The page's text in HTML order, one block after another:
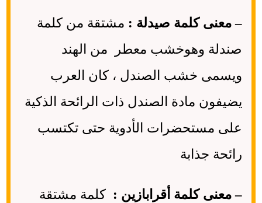
– معنى كلمة صيدلة : مشتقة من كلمة
صندلة وهوخشب معطر من الهند
ويسمى خشب الصندل ، كان العرب
يضيفون مادة الصندل ذات الرائحة الذكية
على مستحضرات الأدوية حتى تكتسب
رائحة جذابة
– معنى كلمة أقرابازين : كلمة مشتقة